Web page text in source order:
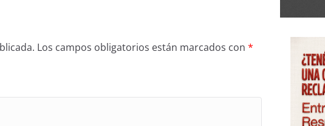
Los campos obligatorios están marcados con *